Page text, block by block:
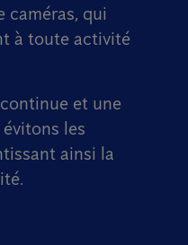
caméras, qui
à toute activité
et une
les
ainsi la